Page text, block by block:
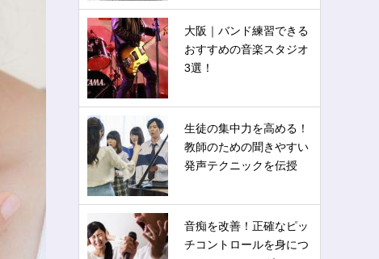
大阪｜バンド練習できる
おすすめの音楽スタジオ
3選！
生徒の集中力を高める！
教師のための聞きやすい
発声テクニックを伝授
音痴を改善！正確なピッ
チコントロールを身につ